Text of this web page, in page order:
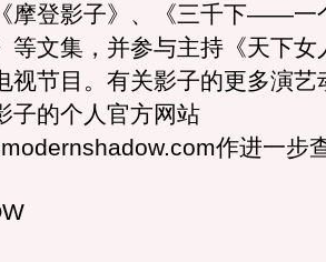
摩登影子》、《三千下——一
等文集，并参与主持《天下女
视节目。有关影子的更多演艺
子的个人官方网站
作进一步